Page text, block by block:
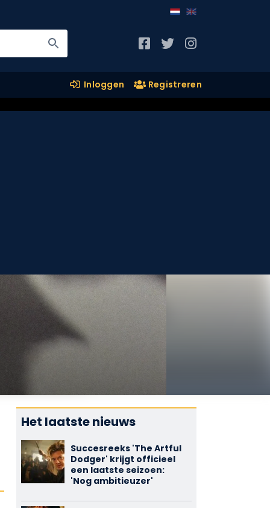
Inloggen Registreren
Het laatste nieuws
Succesreeks 'The Artful
Dodger' krijgt officieel
een laatste seizoen:
'Nog ambitieuzer'